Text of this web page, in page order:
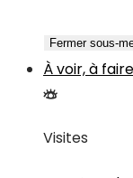
Fermer sous-
À voir, à faire
Visites